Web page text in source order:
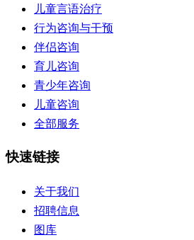
儿童言语治疗
行为咨询与干预
伴侣咨询
育儿咨询
青少年咨询
儿童咨询
全部服务
快速链接
关于我们
招聘信息
图库